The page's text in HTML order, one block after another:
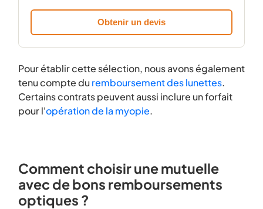
Obtenir un devis
Pour établir cette sélection, nous avons également
tenu compte duremboursement des lunettes.
Certains contrats peuvent aussi inclure un forfait
pour l'opération de la myopie.
Comment choisir une mutuelle
avec de bons remboursements
optiques ?